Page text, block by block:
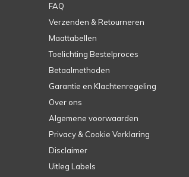
FAQ
Verzenden & Retourneren
Maattabellen
Toelichting Bestelproces
Betaalmethoden
Garantie en Klachtenregeling
Over ons
Algemene voorwaarden
Privacy & Cookie Verklaring
Disclaimer
Uitleg Labels